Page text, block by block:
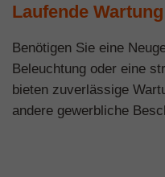
Laufende Wartung
Benötigen Sie eine
Beleuchtung oder eine
bieten zuverlässige
andere gewerbliche